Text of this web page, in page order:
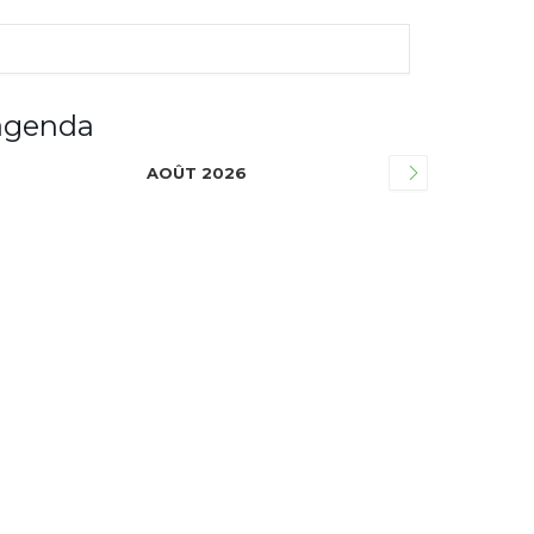
AOÛT 2026